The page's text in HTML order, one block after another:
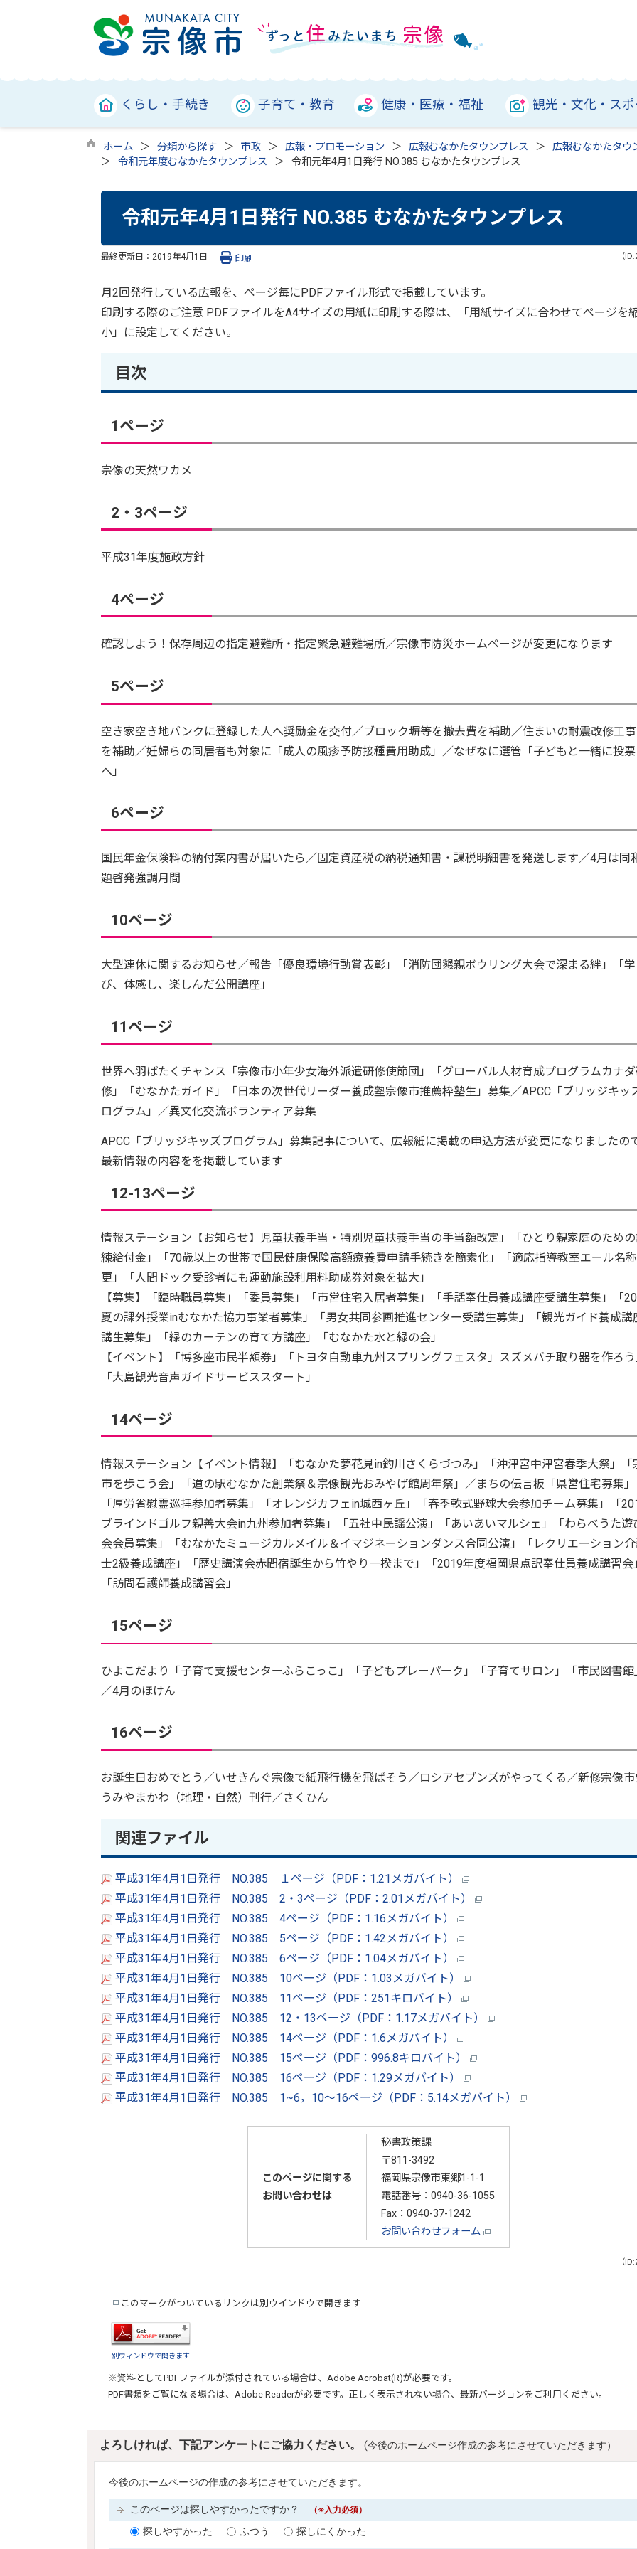
くらし・手続き 子育て・教育 健康・医療・福祉 観光・文化・ス
ホーム 分類から探す 市政 広報・プロモーション 広報むなかたタウンプレス
広報むなかたタウ
令和元年度むなかたタウンプレス
令和元年4月1日発行 NO.385 むなかたタウンプレス
令和元年4月1日発行 NO.385 むなかたタウンプレス
最終更新日： 2019年4月1日 （
印刷
月2回発行している広報を、ページ毎にPDFファイル形式で掲載しています。
印刷する際のご注意 PDFファイルをA4サイズの用紙に印刷する際は、「用紙サイズに合わせてページを
小」に設定してください。
目次
1ページ
宗像の天然ワカメ
2・3ページ
平成31年度施政方針
4ページ
確認しよう！保存周辺の指定避難所・指定緊急避難場所／宗像市防災ホームページが変更になります
5ページ
空き家空き地バンクに登録した人へ奨励金を交付／ブロック塀等を撤去費を補助／住まいの耐震改修工
を補助／妊婦らの同居者も対象に「成人の風疹予防接種費用助成」／なぜなに選管「子どもと一緒に投票
へ」
6ページ
国民年金保険料の納付案内書が届いたら／固定資産税の納税通知書・課税明細書を発送します／4月は同
題啓発強調月間
10ページ
大型連休に関するお知らせ／報告「優良環境行動賞表彰」「消防団懇親ボウリング大会で深まる絆」「学
び、体感し、楽しんだ公開講座」
11ページ
世界へ羽ばたくチャンス「宗像市小年少女海外派遣研修使節団」「グローバル人材育成プログラムカナ
修」「むなかたガイド」「日本の次世代リーダー養成塾宗像市推薦枠塾生」募集／APCC「ブリッジキッ
ログラム」／異文化交流ボランティア募集
APCC「ブリッジキッズプログラム」募集記事について、広報紙に掲載の申込方法が変更になりましたの
最新情報の内容をを掲載しています
12-13ページ
情報ステーション【お知らせ】児童扶養手当・特別児童扶養手当の手当額改定」「ひとり親家庭のため
練給付金」「70歳以上の世帯で国民健康保険高額療養費申請手続きを簡素化」「適応指導教室エール名
更」「人間ドック受診者にも運動施設利用料助成券対象を拡大」
【募集】「臨時職員募集」「委員募集」「市営住宅入居者募集」「手話奉仕員養成講座受講生募集」「
夏の課外授業inむなかた協力事業者募集」「男女共同参画推進センター受講生募集」「観光ガイド養成講
講生募集」「緑のカーテンの育て方講座」「むなかた水と緑の会」
【イベント】「博多座市民半額券」「トヨタ自動車九州スプリングフェスタ」スズメバチ取り器を作ろ
「大島観光音声ガイドサービススタート」
14ページ
情報ステーション【イベント情報】「むなかた夢花見in釣川さくらづつみ」「沖津宮中津宮春季大祭」「
市を歩こう会」「道の駅むなかた創業祭＆宗像観光おみやげ館周年祭」／まちの伝言板「県営住宅募集」
「厚労省慰霊巡拝参加者募集」「オレンジカフェin城西ヶ丘」「春季軟式野球大会参加チーム募集」「
ブラインドゴルフ親善大会in九州参加者募集」「五社中民謡公演」「あいあいマルシェ」「わらべうた遊
会会員募集」「むなかたミュージカルメイル＆イマジネーションダンス合同公演」「レクリエーション
士2級養成講座」「歴史講演会赤間宿誕生から竹やり一揆まで」「2019年度福岡県点訳奉仕員養成講習会
「訪問看護師養成講習会」
15ページ
ひよこだより「子育て支援センターふらこっこ」「子どもプレーパーク」「子育てサロン」「市民図書館
／4月のほけん
16ページ
お誕生日おめでとう／いせきんぐ宗像で紙飛行機を飛ばそう／ロシアセブンズがやってくる／新修宗像
うみやまかわ（地理・自然）刊行／さくひん
関連ファイル
平成31年4月1日発行 NO.385 １ページ（PDF：1.21メガバイト）
平成31年4月1日発行 NO.385 2・3ページ（PDF：2.01メガバイト）
平成31年4月1日発行 NO.385 4ページ（PDF：1.16メガバイト）
平成31年4月1日発行 NO.385 5ページ（PDF：1.42メガバイト）
平成31年4月1日発行 NO.385 6ページ（PDF：1.04メガバイト）
平成31年4月1日発行 NO.385 10ページ（PDF：1.03メガバイト）
平成31年4月1日発行 NO.385 11ページ（PDF：251キロバイト）
平成31年4月1日発行 NO.385 12・13ページ（PDF：1.17メガバイト）
平成31年4月1日発行 NO.385 14ページ（PDF：1.6メガバイト）
平成31年4月1日発行 NO.385 15ページ（PDF：996.8キロバイト）
平成31年4月1日発行 NO.385 16ページ（PDF：1.29メガバイト）
平成31年4月1日発行 NO.385 1~6，10～16ページ（PDF：5.14メガバイト）
このページに関する
お問い合わせは
秘書政策課
〒811-3492
福岡県宗像市東郷1-1-1
電話番号： 0940-36-1055
Fax：0940-37-1242
お問い合わせフォーム
（
このマークがついているリンクは別ウインドウで開きます
別ウィンドウで開きます
※資料としてPDFファイルが添付されている場合は、 Adobe Acrobat(R)が必要です。
PDF書類をご覧になる場合は、 Adobe Readerが必要です。正しく表示されない場合、最新バージョンをご利用ください。